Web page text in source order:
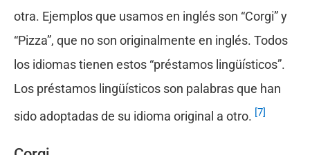
otra. Ejemplos que usamos en inglés son “Corgi” y
“Pizza”, que no son originalmente en inglés. Todos
los idiomas tienen estos “préstamos lingüísticos”.
Los préstamos lingüísticos son palabras que han
sido adoptadas de su idioma original a otro. [7]